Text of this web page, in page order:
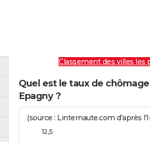
Classement des villes les
Quel est le taux de
Epagny ?
(source : Linternaute.com d'après
12,5